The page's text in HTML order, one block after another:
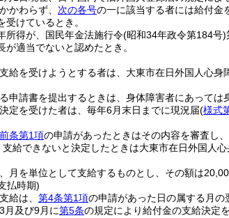
かわらず、 次の各号の一に該当する者には給付金
受けているとき。
所得が、国民年金法施行令(昭和34年政令第184号)
が適当でないと認めたとき。
給を受けようとする者は、大東市在日外国人心身
申請書を提出するときは、身体障害者にあって
定を受けた者は、毎年6月末日までに現況届(様式
前条第1項の申請があったときはその内容を審査し
支給できないと決定したときは大東市在日外国人
月を単位として支給するものとし、その額は
払時期)
給は、 第4条第1項の申請があった日の属する月の
月及び9月に第5条の規定により給付金の支給決定